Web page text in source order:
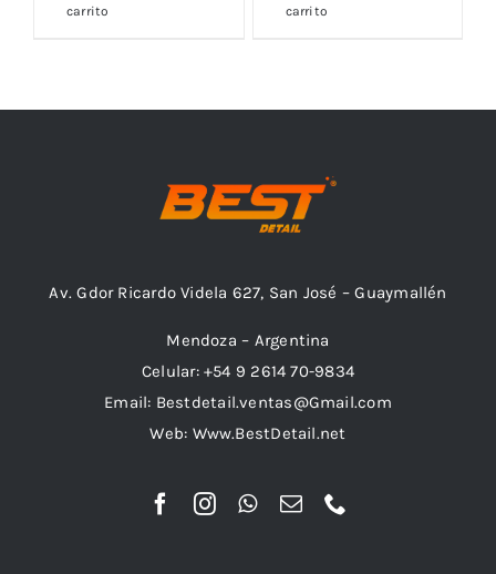
carrito
carrito
Av. Gdor Ricardo Videla 627, San José – Guaymallén
Mendoza – Argentina
Celular: +54 9 2614 70-9834
Email: Bestdetail.ventas@Gmail.com
Web: Www.BestDetail.net